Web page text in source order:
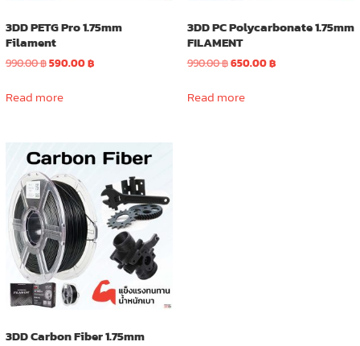
3DD PETG Pro 1.75mm
Filament
990.00฿Original
was:
590.00฿Current
Read more
3DD PC Polycarbonate 1.75mm
FILAMENT
990.00฿Original
was:
650.00฿Current
Read more
3DD Carbon Fiber 1.75mm